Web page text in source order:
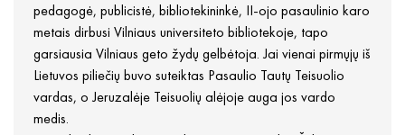
pedagogė, publicistė, bibliotekininkė, II-ojo pasaulinio karo
metais dirbusi Vilniaus universiteto bibliotekoje, tapo
garsiausia Vilniaus geto žydų gelbėtoja. Jai vienai pirmųjų iš
Lietuvos piliečių buvo suteiktas Pasaulio Tautų Teisuolio
vardas, o Jeruzalėje Teisuolių alėjoje auga jos vardo
medis.